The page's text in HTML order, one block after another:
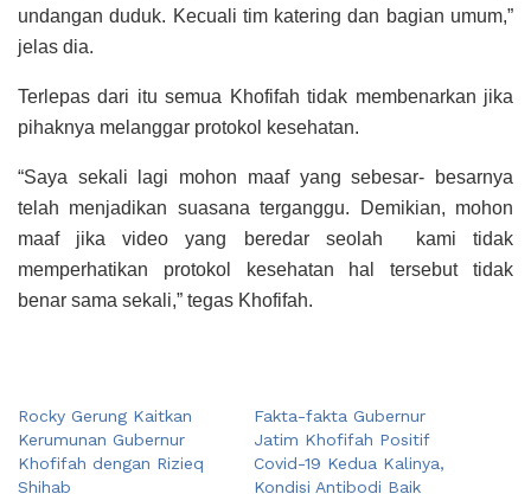
undangan duduk. Kecuali tim katering dan bagian umum,”
jelas dia.
Terlepas dari itu semua Khofifah tidak membenarkan jika
pihaknya melanggar protokol kesehatan.
“Saya sekali lagi mohon maaf yang sebesar- besarnya
telah menjadikan suasana terganggu. Demikian, mohon
maaf jika video yang beredar seolah kami tidak
memperhatikan protokol kesehatan hal tersebut tidak
benar sama sekali,” tegas Khofifah.
Rocky Gerung Kaitkan
Kerumunan Gubernur
Khofifah dengan Rizieq
Shihab
Fakta-fakta Gubernur
Jatim Khofifah Positif
Covid-19 Kedua Kalinya,
Kondisi Antibodi Baik